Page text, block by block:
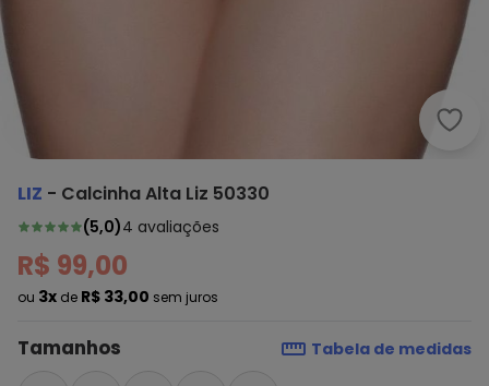
Liz -
LIZ - Calcinha Alta Liz 50330
(5,0)4 avaliações
R$ 99,00
ou 3x de R$ 33,00 sem juros
Tamanhos Tabela de medidas